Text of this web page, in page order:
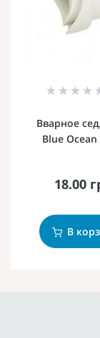
Вварное
Blue Ocean
18.00
В